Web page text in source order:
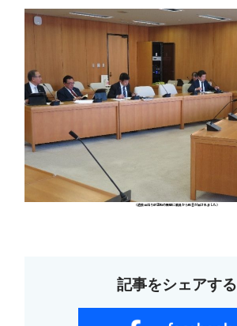
（遺族会語り部活動の展開に議員から助言が出されました）
記事をシェアする